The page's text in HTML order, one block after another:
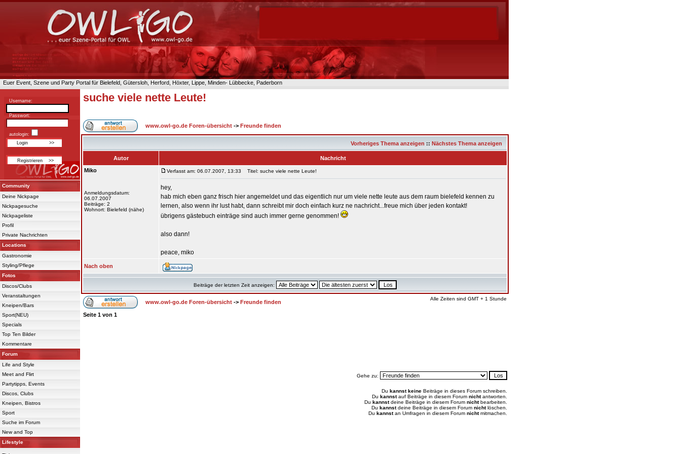
Euer Event, Szene und Party Portal für Bielefeld, Gütersloh, Herford, Höxter, Lippe, Minden- Lübbecke, Paderborn
Username:
Passwort:
autologin:
Community
Deine Nickpage
Nickpagesuche
Nickpageliste
Profil
Private Nachrichten
Locations
Gastronomie
Styling/Pflege
Fotos
Discos/Clubs
Veranstaltungen
Kneipen/Bars
Sport(NEU)
Specials
Top Ten Bilder
Kommentare
Forum
Life and Style
Meet and Flirt
Partytipps, Events
Discos, Clubs
Kneipen, Bistros
Sport
Suche im Forum
New and Top
Lifestyle
suche viele nette Leute!
www.owl-go.de Foren-übersicht -> Freunde finden
Vorheriges Thema anzeigen :: Nächstes Thema anzeigen
Autor
Nachricht
Miko
Anmeldungsdatum:
06.07.2007
Beiträge: 2
Wohnort: Bielefeld (nähe)
Verfasst am: 06.07.2007, 13:33 Titel: suche viele nette Leute!
hey,
hab mich eben ganz frisch hier angemeldet und das eigentlich nur um viele nette leute aus dem raum bielefeld kennen zu
lernen, also wenn ihr lust habt, dann schreibt mir doch einfach kurz ne nachricht...freue mich über jeden kontakt!
übrigens gästebuch einträge sind auch immer gerne genommen!
also dann!
peace, miko
Nach oben
Beiträge der letzten Zeit anzeigen:
www.owl-go.de Foren-übersicht -> Freunde finden
Alle Zeiten sind GMT + 1 Stunde
Seite 1 von 1
Gehe zu:
Du kannst keine Beiträge in dieses Forum schreiben.
Du kannstauf Beiträge in diesem Forum nichtantworten.
Du kannstdeine Beiträge in diesem Forum nichtbearbeiten.
Du kannstdeine Beiträge in diesem Forum nichtlöschen.
Du kannstan Umfragen in diesem Forum nichtmitmachen.